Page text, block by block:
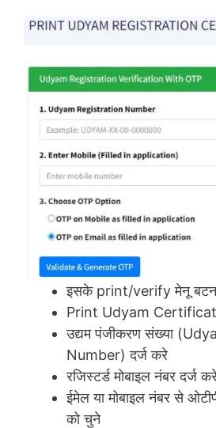
इसके print/verify मेनू बटन
Print Udyam
उद्यम पंजीकरण संख्या
Number) दर्ज करे
रजिस्टर्ड मोबाइल नंबर दर्ज
ईमेल या मोबाइल नंबर से
को चुने